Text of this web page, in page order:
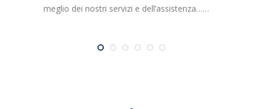
meglio dei nostri servizi e dell’assistenza……